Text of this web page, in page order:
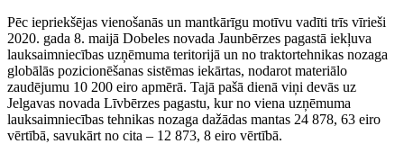
Pēc iepriekšējas vienošanās un mantkārīgu motīvu vadīti trīs vīrieši
2020. gada 8. maijā Dobeles novada Jaunbērzes pagastā iekļuva
lauksaimniecības uzņēmuma teritorijā un no traktortehnikas nozaga
globālās pozicionēšanas sistēmas iekārtas, nodarot materiālo
zaudējumu 10 200 eiro apmērā. Tajā pašā dienā viņi devās uz
Jelgavas novada Līvbērzes pagastu, kur no viena uzņēmuma
lauksaimniecības tehnikas nozaga dažādas mantas 24 878, 63 eiro
vērtībā, savukārt no cita – 12 873, 8 eiro vērtībā.